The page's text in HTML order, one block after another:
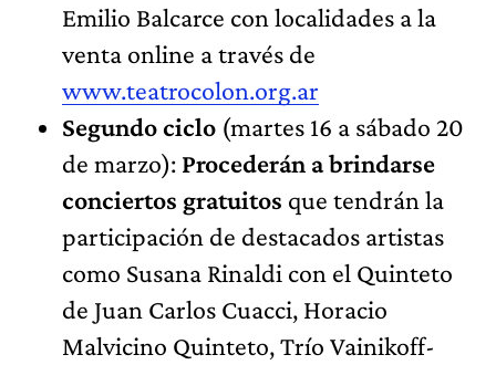
Emilio Balcarce con localidades a la
venta online a través de
www.teatrocolon.org.ar
Segundo ciclo (martes 16 a sábado 20
de marzo): Procederán a brindarse
conciertos gratuitos que tendrán la
participación de destacados artistas
como Susana Rinaldi con el Quinteto
de Juan Carlos Cuacci, Horacio
Malvicino Quinteto, Trío Vainikoff-